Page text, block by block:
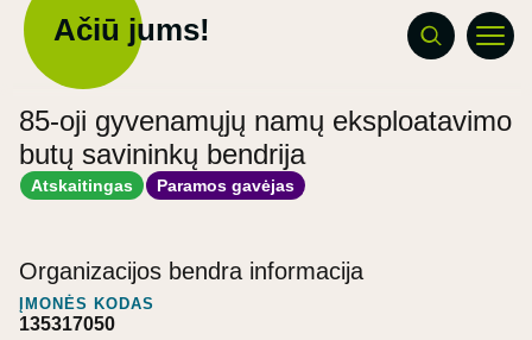
Ačiū jums!
85-oji gyvenamųjų namų eksploatavimo
butų savininkų bendrija
Atskaitingas Paramos gavėjas
Organizacijos bendra informacija
ĮMONĖS KODAS
135317050